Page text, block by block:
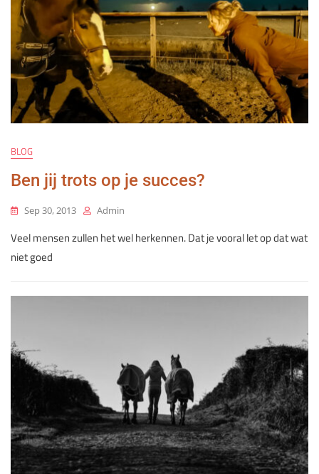
BLOG
Ben jij trots op je succes?
Sep 30, 2013 Admin
Veel mensen zullen het wel herkennen. Dat je vooral let op dat wat
niet goed